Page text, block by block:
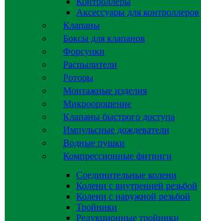
Аксессуары для контроллеров
Клапаны
Боксы для клапанов
Форсунки
Распылители
Роторы
Монтажные изделия
Микроорошение
Клапаны быстрого доступа
Импульсные дождеватели
Водные пушки
Компрессионные фитинги
Соединительные колени
Колени с внутренней резьбой
Колени с наружной резьбой
Тройники
Редукционные тройники